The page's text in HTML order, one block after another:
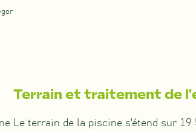
Terrain et traitement de
Le terrain de la piscine s'étend sur 19